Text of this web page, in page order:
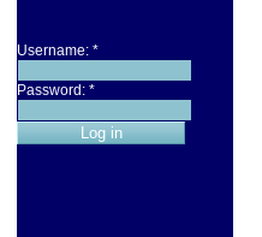
Username: *
Password: *